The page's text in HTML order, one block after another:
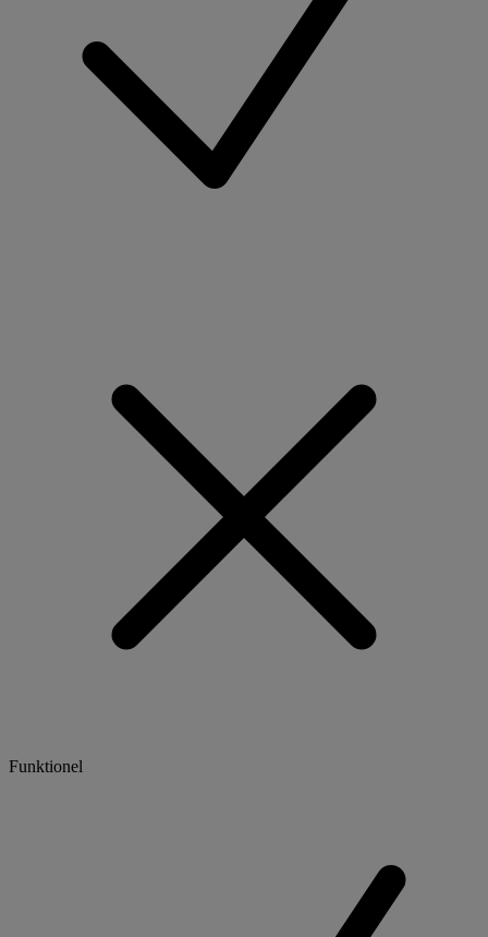
Funktionel